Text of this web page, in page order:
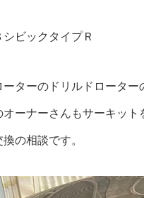
シビックタイプＲ
ターのドリルドローター
オーナーさんもサーキッ
の相談です。